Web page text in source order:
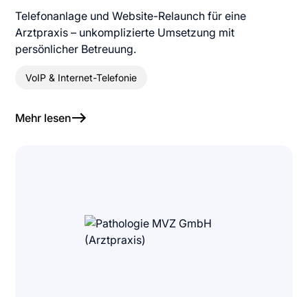
Telefonanlage und Website-Relaunch für eine
Arztpraxis – unkomplizierte Umsetzung mit
persönlicher Betreuung.
VoIP & Internet-Telefonie
Mehr lesen